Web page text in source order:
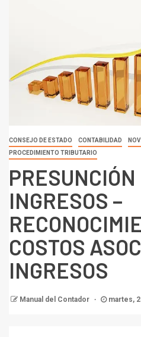
CONSEJO DE ESTADO CONTABILIDAD
PROCEDIMIENTO TRIBUTARIO
PRESUNCIÓN
INGRESOS –
COSTOS
INGRESOS
Manual del Contador martes,